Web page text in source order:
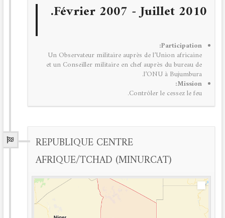
Février 2007 - Juillet 2010.
Participation:
Un Observateur militaire auprès del’Union africaine
et un Conseiller militaire en chef auprès du bureau de
l’ONU à Bujumbura.
Mission:
Contrôler le cessez le feu.
REPUBLIQUE CENTRE
AFRIQUE/TCHAD (MINURCAT)